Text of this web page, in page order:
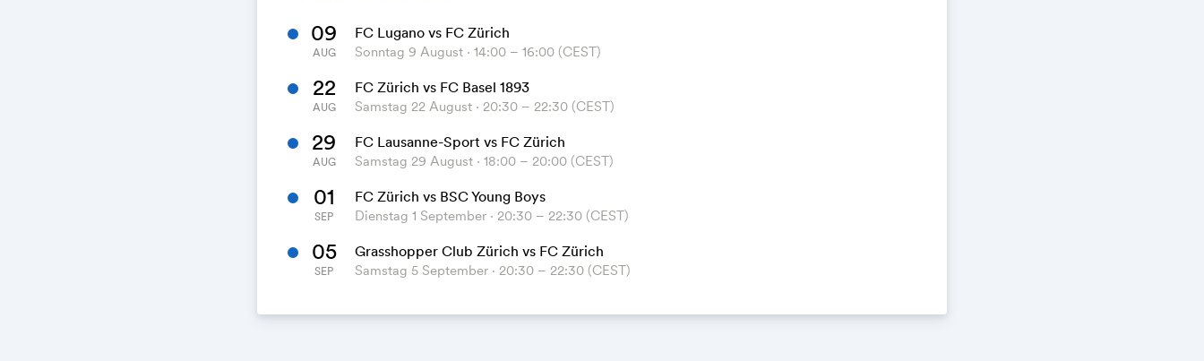
09
AUG
FC Lugano vs FC Zürich
Sonntag 9 August ⋅ 14:00 – 16:00 (CEST)
22
AUG
FC Zürich vs FC Basel 1893
Samstag 22 August ⋅ 20:30 – 22:30 (CEST)
29
AUG
FC Lausanne-Sport vs FC Zürich
Samstag 29 August ⋅ 18:00 – 20:00 (CEST)
01
SEP
FC Zürich vs BSC Young Boys
Dienstag 1 September ⋅ 20:30 – 22:30 (CEST)
05
SEP
Grasshopper Club Zürich vs FC Zürich
Samstag 5 September ⋅ 20:30 – 22:30 (CEST)